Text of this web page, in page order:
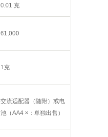
0.01 克
61,000
1克
交流适配器（随附）或电
池（AA4 ×：单独出售）